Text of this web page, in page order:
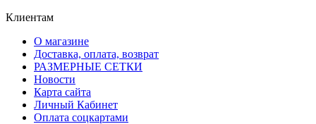
Клиентам
О магазине
Доставка, оплата, возврат
РАЗМЕРНЫЕ СЕТКИ
Новости
Карта сайта
Личный Кабинет
Оплата соцкартами